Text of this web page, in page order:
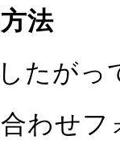
法
たが
わせ